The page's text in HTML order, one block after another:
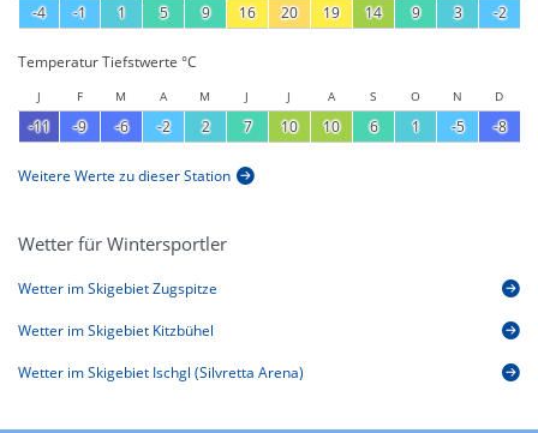
-4 -1 1 5 9 16 20 19 14 9 3 -2
Temperatur Tiefstwerte °C
J F M A M J J A S O N D
-11 -9 -6 -2 2 7 10 10 6 1 -5 -8
Weitere Werte zu dieser Station
Wetter für Wintersportler
Wetter im Skigebiet Zugspitze
Wetter im Skigebiet Kitzbühel
Wetter im Skigebiet Ischgl (Silvretta Arena)